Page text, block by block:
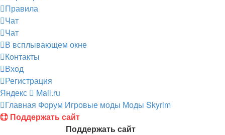
Правила
Чат
Чат
В всплывающем окне
Контакты
Вход
Регистрация
Яндекс
Mail.ru
Главная Форум Игровые моды Моды Skyrim
Поддержать сайт
Поддержать сайт